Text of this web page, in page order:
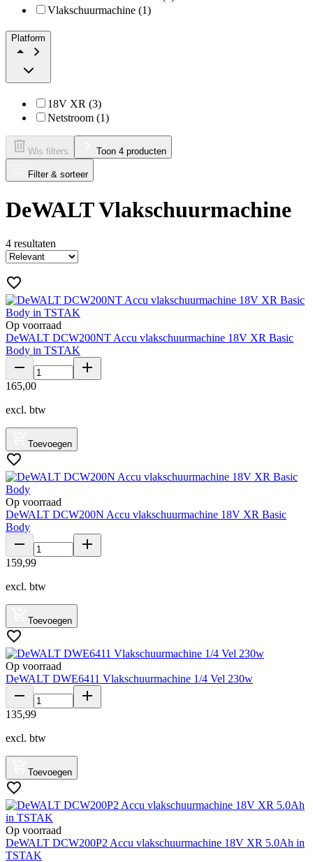
Vlakschuurmachine (1)
Platform
18V XR (3)
Netstroom (1)
Wis filters Toon 4 producten
Filter & sorteer
DeWALT Vlakschuurmachine
4 resultaten
Op voorraad
DeWALT DCW200NT Accu vlakschuurmachine 18V XR Basic
Body in TSTAK
165,00
excl. btw
Toevoegen
Op voorraad
DeWALT DCW200N Accu vlakschuurmachine 18V XR Basic
Body
159,99
excl. btw
Toevoegen
Op voorraad
DeWALT DWE6411 Vlakschuurmachine 1/4 Vel 230w
135,99
excl. btw
Toevoegen
Op voorraad
DeWALT DCW200P2 Accu vlakschuurmachine 18V XR 5.0Ah in
TSTAK